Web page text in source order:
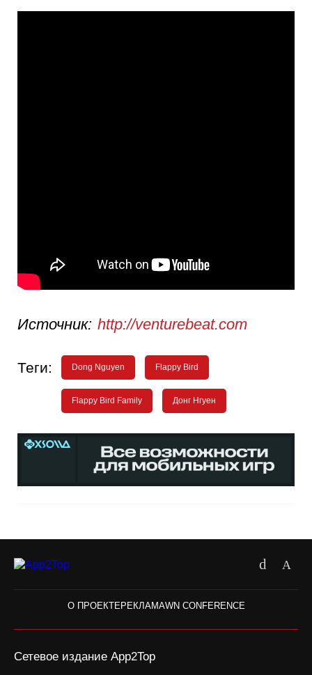
Источник: http://venturebeat.com
Теги: Dong Nguyen Flappy Bird
Flappy Bird Family Донг Нгуен
О ПРОЕКТЕРЕКЛАМАWN CONFERENCE
Сетевое издание App2Top